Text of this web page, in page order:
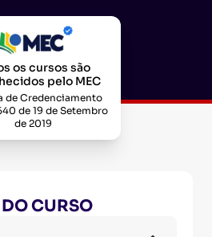
os cursos são
pelo MEC
de Credenciamento
de 19 de Setembro
de 2019
CURSO